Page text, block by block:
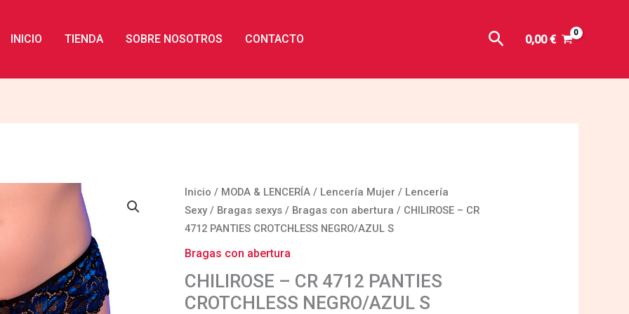
INICIO TIENDA SOBRE NOSOTROS CONTACTO Buscar
0,00€
Inicio / MODA & LENCERÍA / Lencería Mujer / Lencería
Sexy/ Bragas sexys / Bragas con abertura / CHILIROSE – CR
4712 PANTIES CROTCHLESS NEGRO/AZUL S
Bragas con abertura
CHILIROSE – CR 4712 PANTIES
CROTCHLESS NEGRO/AZUL S
CHILIROSE
-
CR
4712
CROTCHLESS
NEGRO/AZUL